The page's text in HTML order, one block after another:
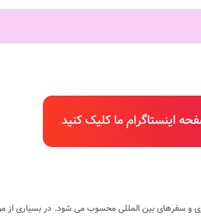
اینستاگرام ما کلیک کنید
و سفرهای بین المللی محسوب می شود. در بسیاری از